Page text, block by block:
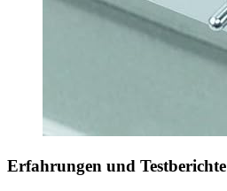
Erfahrungen und Testberichte